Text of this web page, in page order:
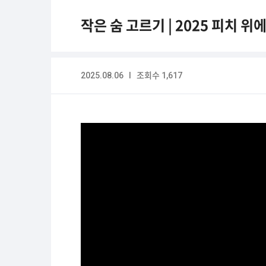
작은 숨 고르기 | 2025 피치 위
2025.08.06 I 조회수 1,617